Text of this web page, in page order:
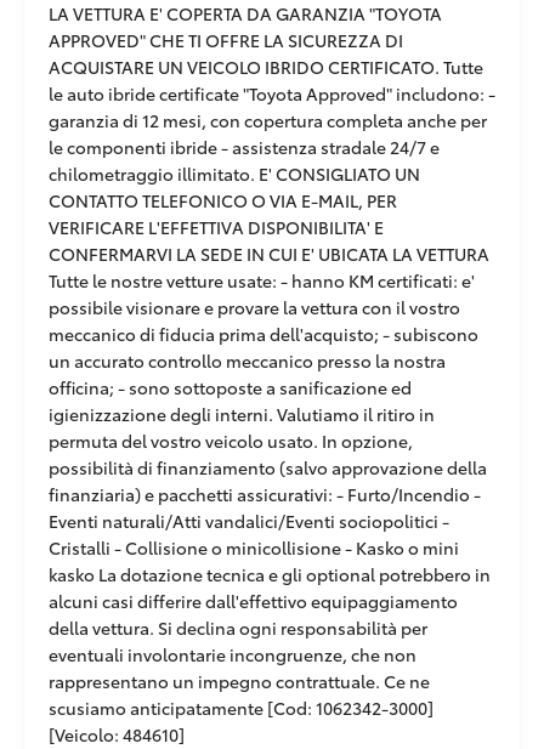
LA VETTURA E' COPERTA DA GARANZIA "TOYOTA
APPROVED" CHE TI OFFRE LA SICUREZZA DI
ACQUISTARE UN VEICOLO IBRIDO CERTIFICATO. Tutte
le auto ibride certificate "Toyota Approved" includono: -
garanzia di 12 mesi, con copertura completa anche per
le componenti ibride - assistenza stradale 24/7 e
chilometraggio illimitato. E' CONSIGLIATO UN
CONTATTO TELEFONICO O VIA E-MAIL, PER
VERIFICARE L'EFFETTIVA DISPONIBILITA' E
CONFERMARVI LA SEDE IN CUI E' UBICATA LA VETTURA
Tutte le nostre vetture usate: - hanno KM certificati: e'
possibile visionare e provare la vettura con il vostro
meccanico di fiducia prima dell'acquisto; - subiscono
un accurato controllo meccanico presso la nostra
officina; - sono sottoposte a sanificazione ed
igienizzazione degli interni. Valutiamo il ritiro in
permuta del vostro veicolo usato. In opzione,
possibilità di finanziamento (salvo approvazione della
finanziaria) e pacchetti assicurativi: - Furto/Incendio -
Eventi naturali/Atti vandalici/Eventi sociopolitici -
Cristalli - Collisione o minicollisione - Kasko o mini
kasko La dotazione tecnica e gli optional potrebbero in
alcuni casi differire dall'effettivo equipaggiamento
della vettura. Si declina ogni responsabilità per
eventuali involontarie incongruenze, che non
rappresentano un impegno contrattuale. Ce ne
scusiamo anticipatamente [Cod: 1062342-3000]
[Veicolo: 484610]